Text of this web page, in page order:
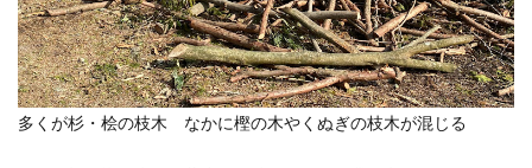
多くが杉・桧の枝木 なかに樫の木やくぬぎの枝木が混じる